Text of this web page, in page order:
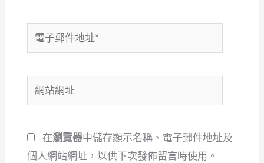
電
子
件
地
*
網
站
址
在瀏覽器中儲存顯示名稱、電子郵件地址及
個人網站網址，以供下次發佈留言時使用。